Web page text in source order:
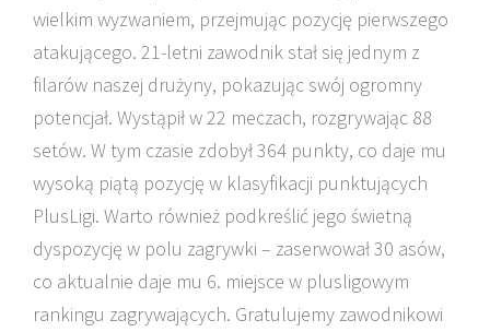
wielkim wyzwaniem, przejmując pozycję pierwszego
atakującego. 21-letni zawodnik stał się jednym z
filarów naszej drużyny, pokazując swój ogromny
potencjał. Wystąpił w 22 meczach, rozgrywając 88
setów. W tym czasie zdobył 364 punkty, co daje mu
wysoką piątą pozycję w klasyfikacji punktujących
PlusLigi. Warto również podkreślić jego świetną
dyspozycję w polu zagrywki – zaserwował 30 asów,
co aktualnie daje mu 6. miejsce w plusligowym
rankingu zagrywających. Gratulujemy zawodnikowi